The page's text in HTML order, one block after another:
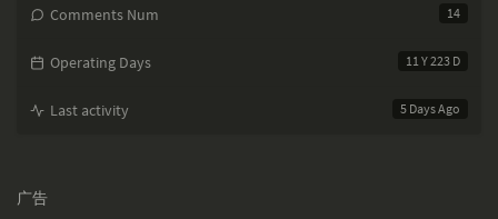
14
Comments Num
11 Y 223 D
Operating Days
5 Days Ago
Last activity
广告